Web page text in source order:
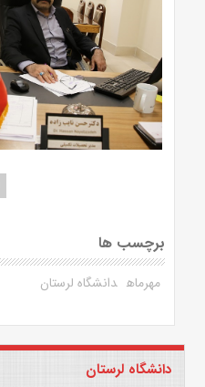
برچسب ها
مهرماه دانشگاه لرستان
دانشگاه لرستان